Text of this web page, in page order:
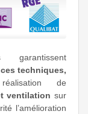
techniques,
de
ventilationsur
l’amélioration